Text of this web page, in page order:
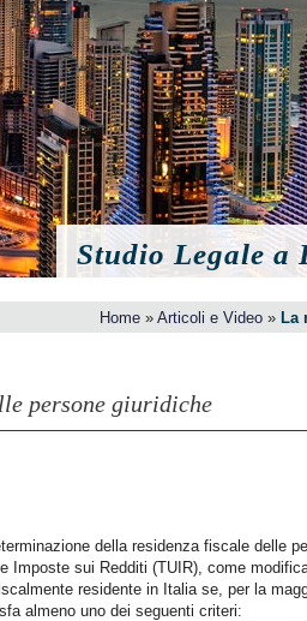
Studio Legale a
Home» Articoli e Video» La
persone giuridiche
della residenza fiscale delle
Imposte sui Redditi (TUIR), come
residente in Italia se, per la
almeno uno dei seguenti criteri: